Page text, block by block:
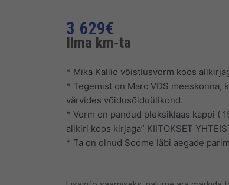
3 629€
Ilma km-ta
* Mika Kallio võistlusvorm koos
* Tegemist on Marc VDS meeskonna,
värvides võidusõiduülikond.
* Vorm on pandud pleksiklaas kappi (
allkiri koos kirjaga” KIITOKSET
* Ta on olnud Soome läbi aegade